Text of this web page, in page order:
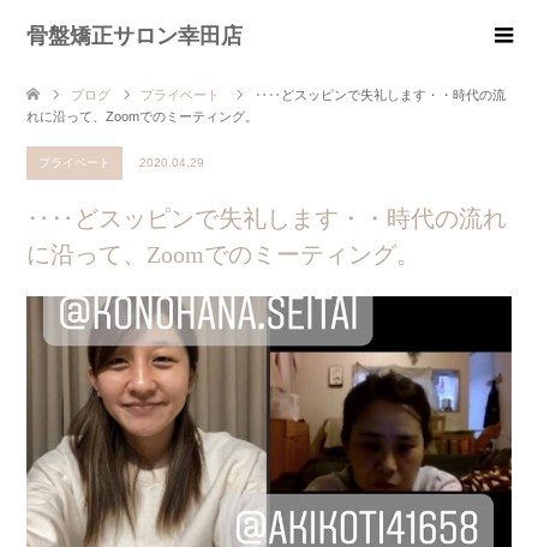
骨盤矯正サロン幸田店
ブログ プライベート
‥‥どスッピンで失礼します・・時代の流
れに沿って、Zoomでのミーティング。
プライベート 2020.04.29
‥‥どスッピンで失礼します・・時代の流れ
に沿って、Zoomでのミーティング。